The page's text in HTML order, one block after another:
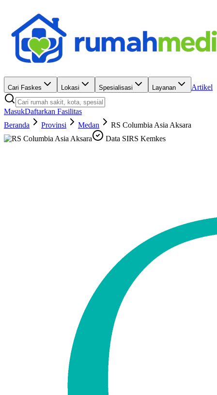
Cari Faskes Lokasi Spesialisasi Layanan Artikel
MasukDaftarkan Fasilitas
Beranda
Provinsi Medan
RS Columbia Asia Aksara
Data SIRS Kemkes